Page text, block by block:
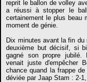
reprit le ballon de volley
a réussi à stopper le
certainement le plus beau
moment de génie.
Dix minutes avant la fin du
deuxième but décisif, si
gagné son propre jubilé.
venait juste d'empêcher
chance quand la frappe
déviée par Jaap Stam : 2-1,